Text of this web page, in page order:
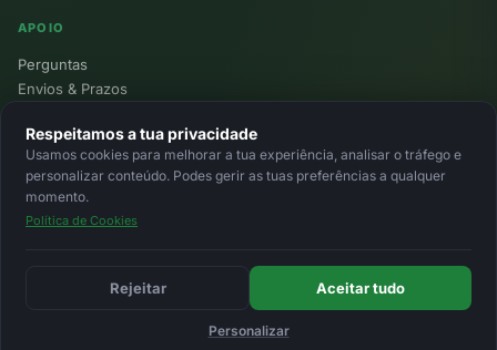
APOIO
Perguntas
Envios & Prazos
Devoluções
Minha Conta
© 2026 Ecolivros. Todos os direitos reservados.
Respeitamos a tua privacidade
Usamos cookies para melhorar a tua experiência, analisar o tráfego e
personalizar conteúdo. Podes gerir as tuas preferências a qualquer
momento.
Política de Cookies
Personalizar
Rejeitar Aceitar tudo